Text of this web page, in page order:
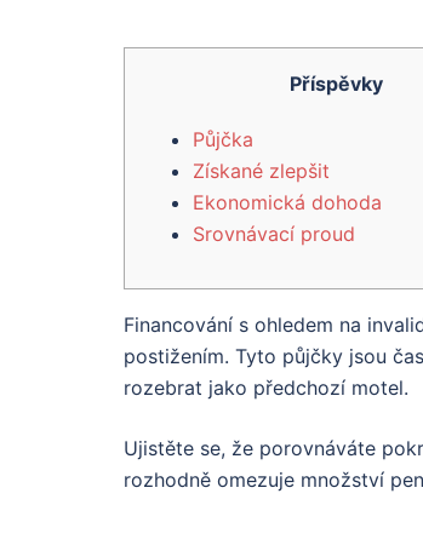
Příspěvky
Půjčka
Získané zlepšit
Ekonomická dohoda
Srovnávací proud
Financování s ohledem na
postižením. Tyto půjčky jsou
rozebrat jako předchozí motel.
Ujistěte se, že porovnáváte
rozhodně omezuje množství